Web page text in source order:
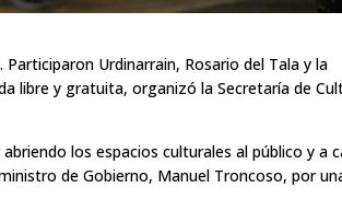
Urdinarrain, Rosario del Tala y la
libre y gratuita, organizó la Secretaría de
los espacios culturales al público y a
de Gobierno, Manuel Troncoso, por